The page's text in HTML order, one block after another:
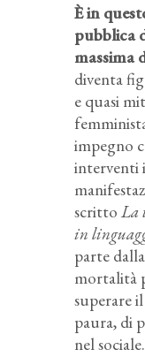
È in
pubblica
massima
diventa
e quasi
impegno
interventi
scritto La
in
parte
mortalità
superare
paura, di
nel